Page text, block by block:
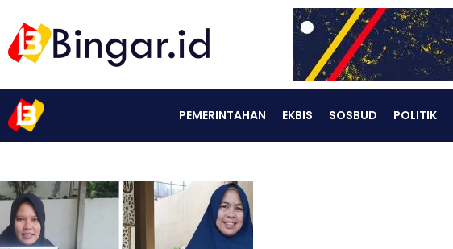
PEMERINTAHAN EKBIS SOSBUD POLITIK